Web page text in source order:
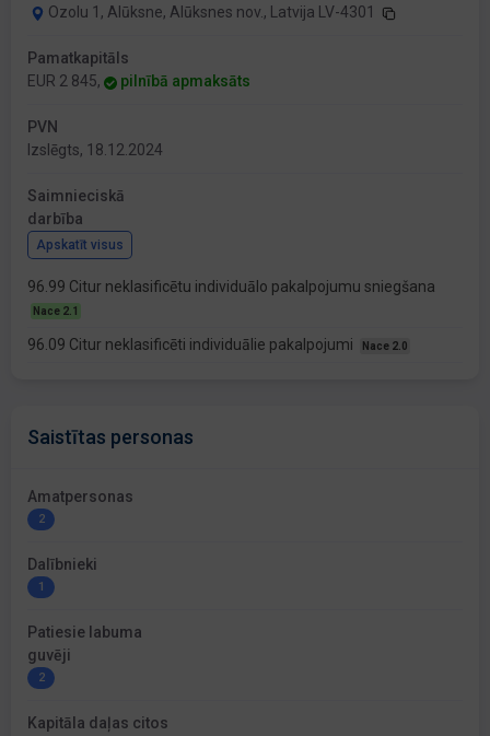
Ozolu 1, Alūksne, Alūksnes nov., Latvija LV-4301
Pamatkapitāls
EUR 2 845,
pilnībā apmaksāts
PVN
Izslēgts, 18.12.2024
Saimnieciskā
darbība
Apskatīt visus
96.99 Citur neklasificētu individuālo pakalpojumu sniegšana
Nace 2.1
96.09 Citur neklasificēti individuālie pakalpojumi Nace 2.0
Saistītas personas
Amatpersonas
2
Dalībnieki
1
Patiesie labuma
guvēji
2
Kapitāla daļas citos